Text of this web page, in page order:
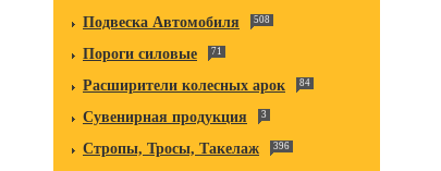
Подвеска Автомобиля 508
Пороги силовые 71
Расширители колесных арок 84
Сувенирная продукция 3
Стропы, Тросы, Такелаж 396